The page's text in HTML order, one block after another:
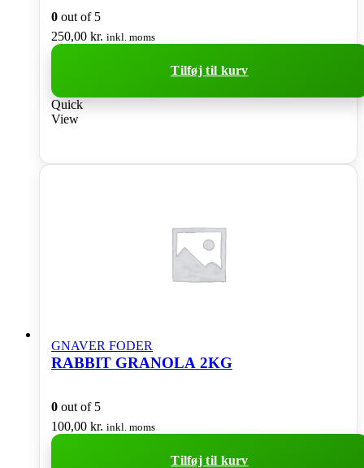
0 out of 5
250,00 kr. inkl. moms
Tilføj til kurv
Quick
View
GNAVER FODER
RABBIT GRANOLA 2KG
0 out of 5
100,00 kr. inkl. moms
Tilføj til kurv